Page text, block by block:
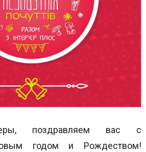
поздравляем вас с
годом и Рождеством!